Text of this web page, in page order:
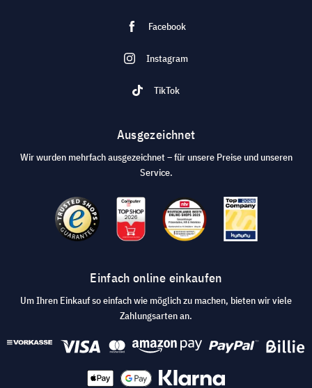
Facebook
Instagram
TikTok
Ausgezeichnet
Wir wurden mehrfach ausgezeichnet – für unsere Preise und unseren
Service.
Einfach online einkaufen
Um Ihren Einkauf so einfach wie möglich zu machen, bieten wir viele
Zahlungsarten an.